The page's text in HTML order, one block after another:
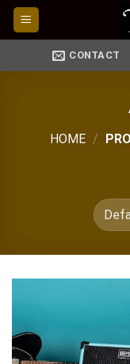
Skip
CONTACT
HOME /